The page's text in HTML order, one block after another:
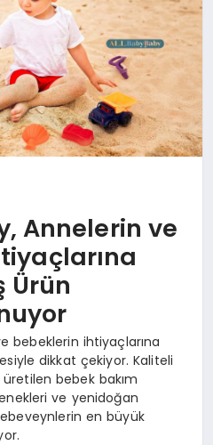
Annelerin ve
Ürün
bebeklerin ihtiyaçlarına
dikkat çekiyor. Kaliteli
bebek bakım
ve yenidoğan
en büyük